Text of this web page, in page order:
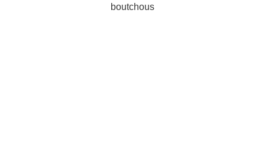
boutchous